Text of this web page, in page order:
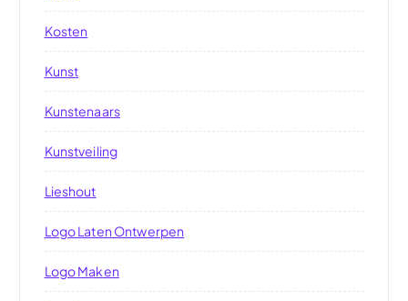
Kosten
Kunst
Kunstenaars
Kunstveiling
Lieshout
Logo Laten Ontwerpen
Logo Maken